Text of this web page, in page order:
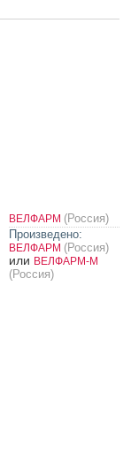
ВЕЛФАРМ (Россия)
Произведено:
ВЕЛФАРМ (Россия)
или ВЕЛФАРМ-М
(Россия)